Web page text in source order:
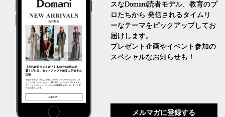
スなDomani読者モデル、教育のプ
ロたちから 発信されるタイムリ
ーなテーマをピックアップしてお
届けします。
プレゼント企画やイベント参加の
スペシャルなお知らせも！
メルマガに登録する